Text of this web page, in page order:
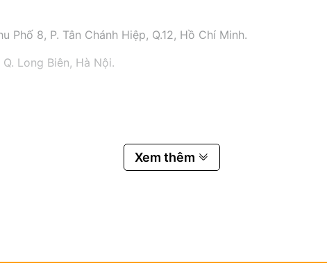
Phố 8, P. Tân Chánh Hiệp, Q.12, Hồ Chí Minh.
Long Biên, Hà Nội.
Xem thêm